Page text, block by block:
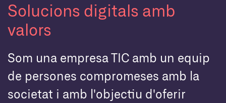
Solucions digitals amb
valors
Som una empresa TIC amb un equip
de persones compromeses amb la
societat i amb l'objectiu d'oferir